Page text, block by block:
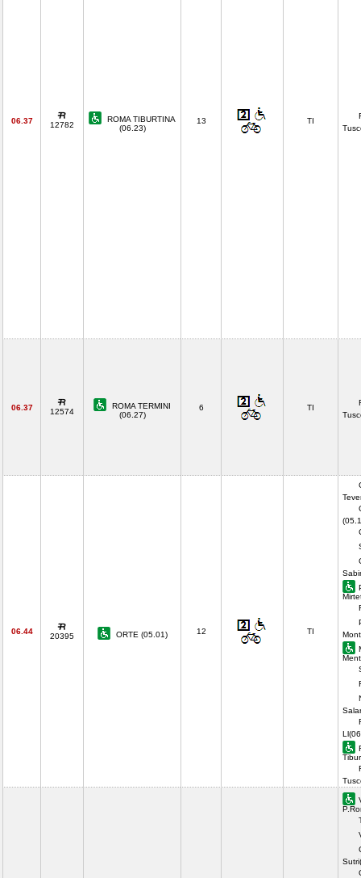
06.37 12782
ROMA TIBURTINA
(06.23)
13 TI
06.37 12574
ROMA TERMINI
(06.27)
6 TI
06.44
20395 ORTE (05.01) 12 TI